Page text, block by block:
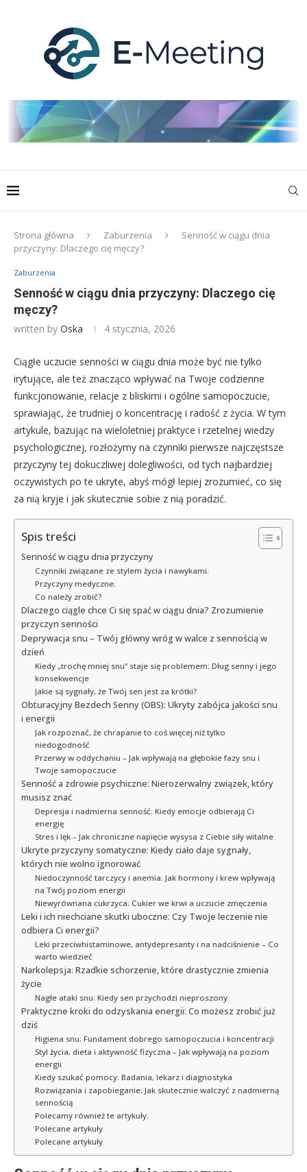
Strona główna Zaburzenia
Senność w ciągu dnia
przyczyny: Dlaczego cię męczy?
Zaburzenia
Senność w ciągu dnia przyczyny: Dlaczego cię
męczy?
written by Oska 4 stycznia, 2026
Ciągłe uczucie senności w ciągu dnia może być nie tylko
irytujące, ale też znacząco wpływać na Twoje codzienne
funkcjonowanie, relacje z bliskimi i ogólne samopoczucie,
sprawiając, że trudniej o koncentrację i radość z życia. W tym
artykule, bazując na wieloletniej praktyce i rzetelnej wiedzy
psychologicznej, rozłożymy na czynniki pierwsze najczęstsze
przyczyny tej dokuczliwej dolegliwości, od tych najbardziej
oczywistych po te ukryte, abyś mógł lepiej zrozumieć, co się
za nią kryje i jak skutecznie sobie z nią poradzić.
Spis treści
Senność w ciągu dnia przyczyny
Czynniki związane ze stylem życia i nawykami:
Przyczyny medyczne:
Co należy zrobić?
Dlaczego ciągle chce Ci się spać w ciągu dnia? Zrozumienie
przyczyn senności
Deprywacja snu – Twój główny wróg w walce z sennością w
dzień
Kiedy „trochę mniej snu” staje się problemem: Dług senny i jego
konsekwencje
Jakie są sygnały, że Twój sen jest za krótki?
Obturacyjny Bezdech Senny (OBS): Ukryty zabójca jakości snu
i energii
Jak rozpoznać, że chrapanie to coś więcej niż tylko
niedogodność
Przerwy w oddychaniu – Jak wpływają na głębokie fazy snu i
Twoje samopoczucie
Senność a zdrowie psychiczne: Nierozerwalny związek, który
musisz znać
Depresja i nadmierna senność: Kiedy emocje odbierają Ci
energię
Stres i lęk – Jak chroniczne napięcie wysysa z Ciebie siły witalne
Ukryte przyczyny somatyczne: Kiedy ciało daje sygnały,
których nie wolno ignorować
Niedoczynność tarczycy i anemia: Jak hormony i krew wpływają
na Twój poziom energii
Niewyrównana cukrzyca: Cukier we krwi a uczucie zmęczenia
Leki i ich niechciane skutki uboczne: Czy Twoje leczenie nie
odbiera Ci energii?
Leki przeciwhistaminowe, antydepresanty i na nadciśnienie – Co
warto wiedzieć
Narkolepsja: Rzadkie schorzenie, które drastycznie zmienia
życie
Nagłe ataki snu: Kiedy sen przychodzi nieproszony
Praktyczne kroki do odzyskania energii: Co możesz zrobić już
dziś
Higiena snu: Fundament dobrego samopoczucia i koncentracji
Styl życia, dieta i aktywność fizyczna – Jak wpływają na poziom
energii
Kiedy szukać pomocy: Badania, lekarz i diagnostyka
Rozwiązania i zapobieganie: Jak skutecznie walczyć z nadmierną
sennością
Polecamy również te artykuły:
Polecane artykuły
Polecane artykuły